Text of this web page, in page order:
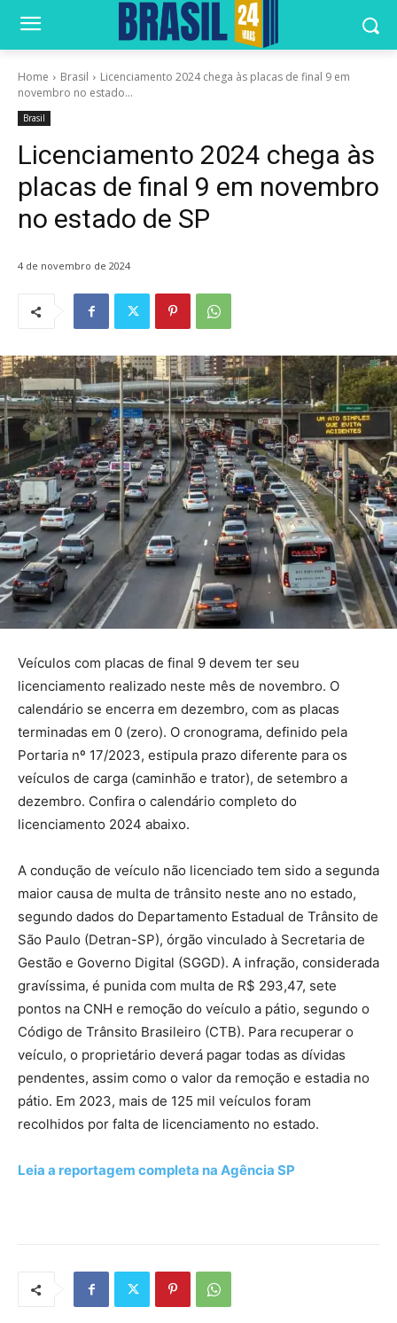
Home Brasil
Licenciamento 2024 chega às placas de final 9 em
novembro no estado...
Brasil
Licenciamento 2024 chega às
placas de final 9 em novembro
no estado de SP
4 de novembro de 2024
Veículos com placas de final 9 devem ter seu
licenciamento realizado neste mês de novembro. O
calendário se encerra em dezembro, com as placas
terminadas em 0 (zero). O cronograma, definido pela
Portaria nº 17/2023, estipula prazo diferente para os
veículos de carga (caminhão e trator), de setembro a
dezembro. Confira o calendário completo do
licenciamento 2024 abaixo.
A condução de veículo não licenciado tem sido a segunda
maior causa de multa de trânsito neste ano no estado,
segundo dados do Departamento Estadual de Trânsito de
São Paulo (Detran-SP), órgão vinculado à Secretaria de
Gestão e Governo Digital (SGGD). A infração, considerada
gravíssima, é punida com multa de R$ 293,47, sete
pontos na CNH e remoção do veículo a pátio, segundo o
Código de Trânsito Brasileiro (CTB). Para recuperar o
veículo, o proprietário deverá pagar todas as dívidas
pendentes, assim como o valor da remoção e estadia no
pátio. Em 2023, mais de 125 mil veículos foram
recolhidos por falta de licenciamento no estado.
Leia a reportagem completa na Agência SP